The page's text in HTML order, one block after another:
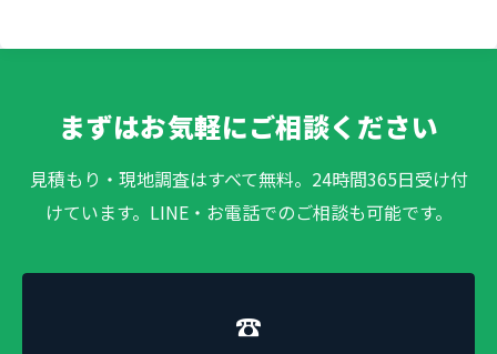
まずはお気軽にご相談ください
見積もり・現地調査はすべて無料。24時間365日受け付
けています。LINE・お電話でのご相談も可能です。
☎